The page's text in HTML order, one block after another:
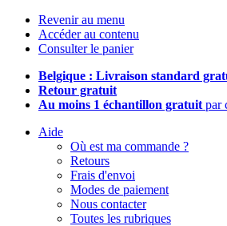
Revenir au menu
Accéder au contenu
Consulter le panier
Belgique : Livraison standard
Retour gratuit
Au moins 1 échantillon gratuit par
Aide
Où est ma commande ?
Retours
Frais d'envoi
Modes de paiement
Nous contacter
Toutes les rubriques